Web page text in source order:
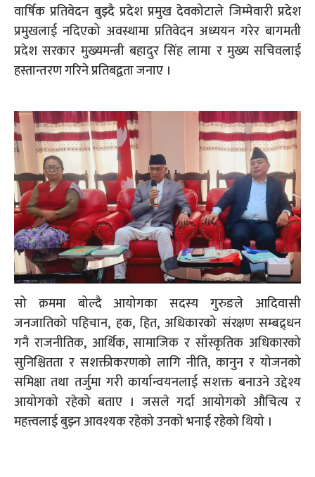
वार्षिक प्रतिवेदन बुझ्दै प्रदेश प्रमुख देवकोटाले जिम्मेवारी प्रदेश
प्रमुखलाई नदिएको अवस्थामा प्रतिवेदन अध्ययन गरेर बागमती
प्रदेश सरकार मुख्यमन्त्री बहादुर सिंह लामा र मुख्य सचिवलाई
हस्तान्तरण गरिने प्रतिबद्वता जनाए ।
सो क्रममा बोल्दै आयोगका सदस्य गुरुङले आदिवासी
जनजातिको पहिचान, हक, हित, अधिकारको संरक्षण सम्बद्र्धन
गनै राजनीतिक, आर्थिक, सामाजिक र साँस्कृतिक अधिकारको
सुनिश्चितता र सशक्तीकरणको लागि नीति, कानुन र योजनको
समिक्षा तथा तर्जुमा गरी कार्यान्वयनलाई सशक्त बनाउने उद्देश्य
आयोगको रहेको बताए । जसले गर्दा आयोगको औचित्य र
महत्त्वलाई बुझ्न आवश्यक रहेको उनको भनाई रहेको थियो ।